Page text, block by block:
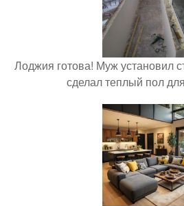
Лоджия готова! Муж установил
сделал теплый пол